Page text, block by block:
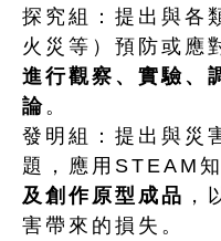
探究組：提出與各
火災等）預防或應
進行觀察、實驗、
論 。
發明組：提出與災
題，應用STEAM
及創作原型成品 ，
害帶來的損失。